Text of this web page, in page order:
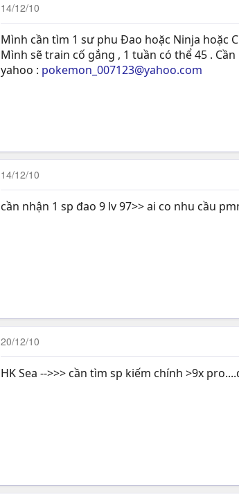
14/12/10
Mình cần tìm 1 sư phu Đao hoặc Ninja hoặc
Mình sẽ train cố gắng , 1 tuần có thể 45 .
yahoo : pokemon_007123@yahoo.com
14/12/10
cần nhận 1 sp đao 9 lv 97>> ai co nhu cầu
20/12/10
HK Sea -->>> cần tìm sp kiếm chính >9x